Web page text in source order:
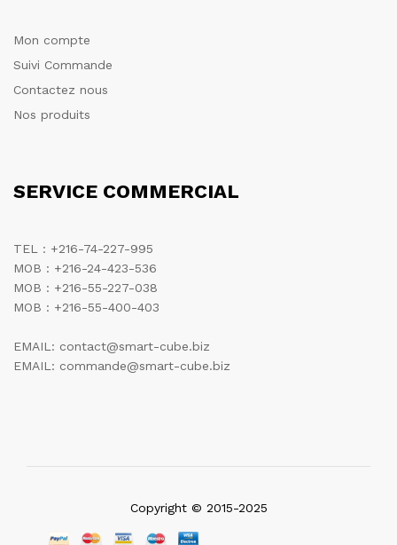
Mon compte
Suivi Commande
Contactez nous
Nos produits
SERVICE COMMERCIAL
TEL : +216-74-227-995
MOB : +216-24-423-536
MOB : +216-55-227-038
MOB : +216-55-400-403
EMAIL: contact@smart-cube.biz
EMAIL: commande@smart-cube.biz
Copyright © 2015-2025